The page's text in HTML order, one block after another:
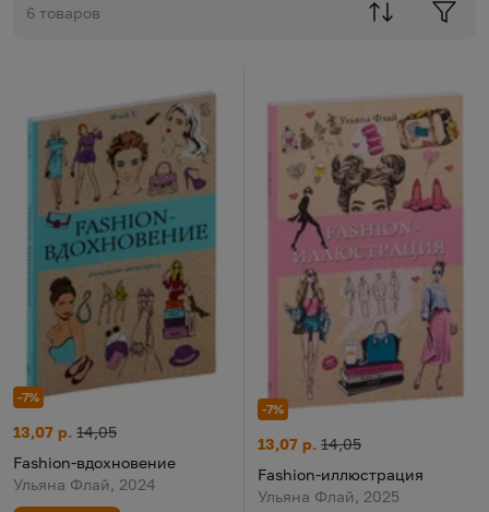
6 товаров
-7%
Fashion-вдохновение
Цена:
13,07 р.
Старая цена:
14,05
Fashion-вдохновение
Ульяна Флай, 2024
-7%
Fashion-иллюстрация
Цена:
13,07 р.
Старая цена:
14,05
Fashion-иллюстрация
Ульяна Флай, 2025